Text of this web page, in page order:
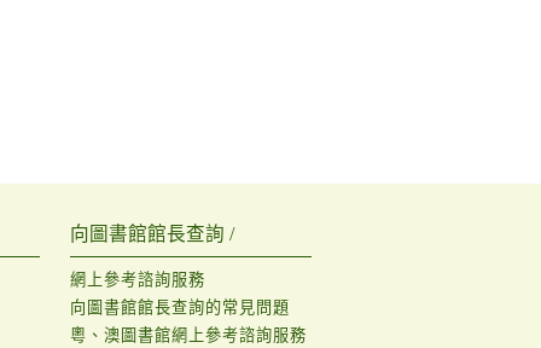
向圖書館館長查詢 /
網上參考諮詢服務
向圖書館館長查詢的常見問題
粵、澳圖書館網上參考諮詢服務